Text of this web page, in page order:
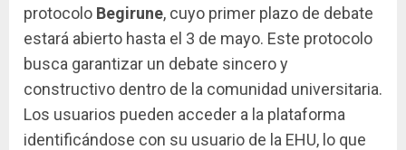
protocolo Begirune, cuyo primer plazo de debate
estará abierto hasta el 3 de mayo. Este protocolo
busca garantizar un debate sincero y
constructivo dentro de la comunidad universitaria.
Los usuarios pueden acceder a la plataforma
identificándose con su usuario de la EHU, lo que